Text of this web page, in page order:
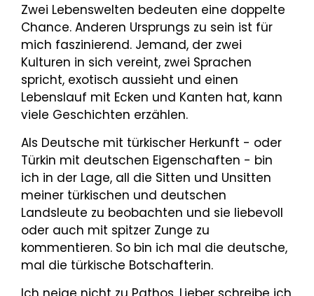
Zwei Lebenswelten bedeuten eine doppelte
Chance. Anderen Ursprungs zu sein ist für
mich faszinierend. Jemand, der zwei
Kulturen in sich vereint, zwei Sprachen
spricht, exotisch aussieht und einen
Lebenslauf mit Ecken und Kanten hat, kann
viele Geschichten erzählen.
Als Deutsche mit türkischer Herkunft - oder
Türkin mit deutschen Eigenschaften - bin
ich in der Lage, all die Sitten und Unsitten
meiner türkischen und deutschen
Landsleute zu beobachten und sie liebevoll
oder auch mit spitzer Zunge zu
kommentieren. So bin ich mal die deutsche,
mal die türkische Botschafterin.